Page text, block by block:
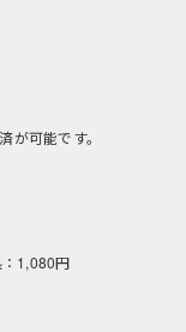
可能です。
1,080円